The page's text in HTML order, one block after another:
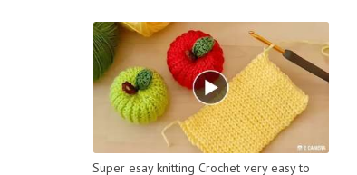
Super esay knitting Crochet very easy to